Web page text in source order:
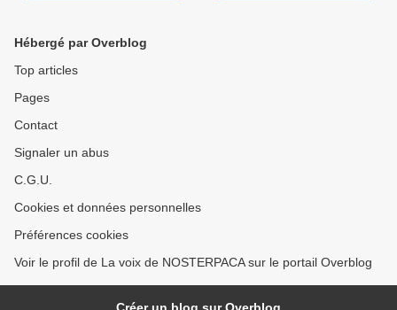
Hébergé par Overblog
Top articles
Pages
Contact
Signaler un abus
C.G.U.
Cookies et données personnelles
Préférences cookies
Voir le profil de La voix de NOSTERPACA sur le portail Overblog